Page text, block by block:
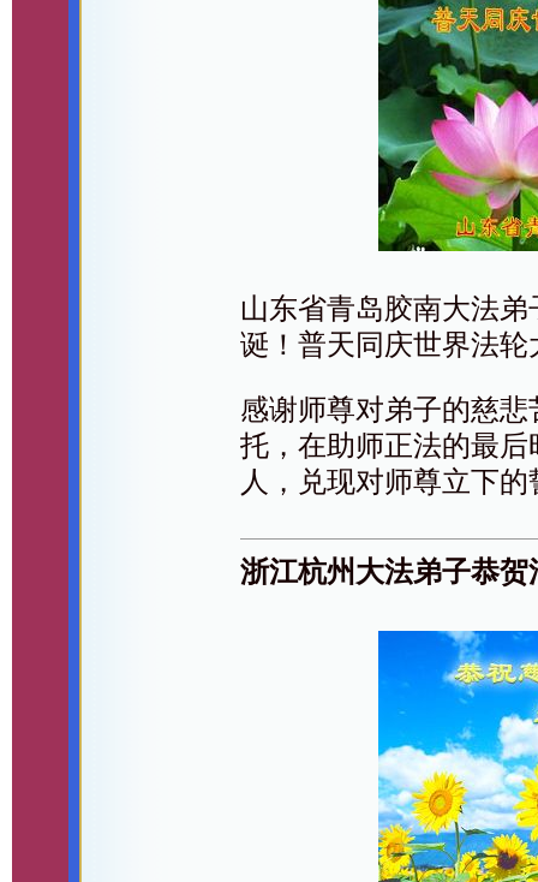
山东省青岛胶南大法
诞！普天同庆世界法轮
感谢师尊对弟子的慈
托，在助师正法的最
人，兑现对师尊立下的
浙江杭州大法弟子恭贺